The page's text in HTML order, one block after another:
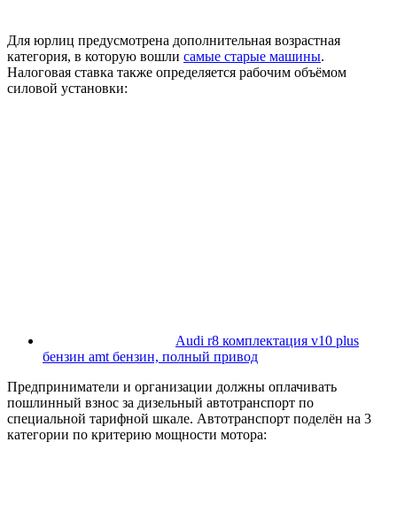
Для юрлиц предусмотрена дополнительная возрастная
категория, в которую вошли самые старые машины.
Налоговая ставка также определяется рабочим объёмом
силовой установки:
Audi r8 комплектация v10 plus
бензин amt бензин, полный привод
Предприниматели и организации должны оплачивать
пошлинный взнос за дизельный автотранспорт по
специальной тарифной шкале. Автотранспорт поделён на 3
категории по критерию мощности мотора: